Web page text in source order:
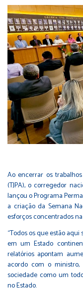
Ao encerrar os
(TJPA), o corregedor
lançou o Programa
a criação da Semana
esforços concentrados
“Todos os que estão
em um Estado
relatórios apontam
acordo com o
sociedade como um
no Estado.